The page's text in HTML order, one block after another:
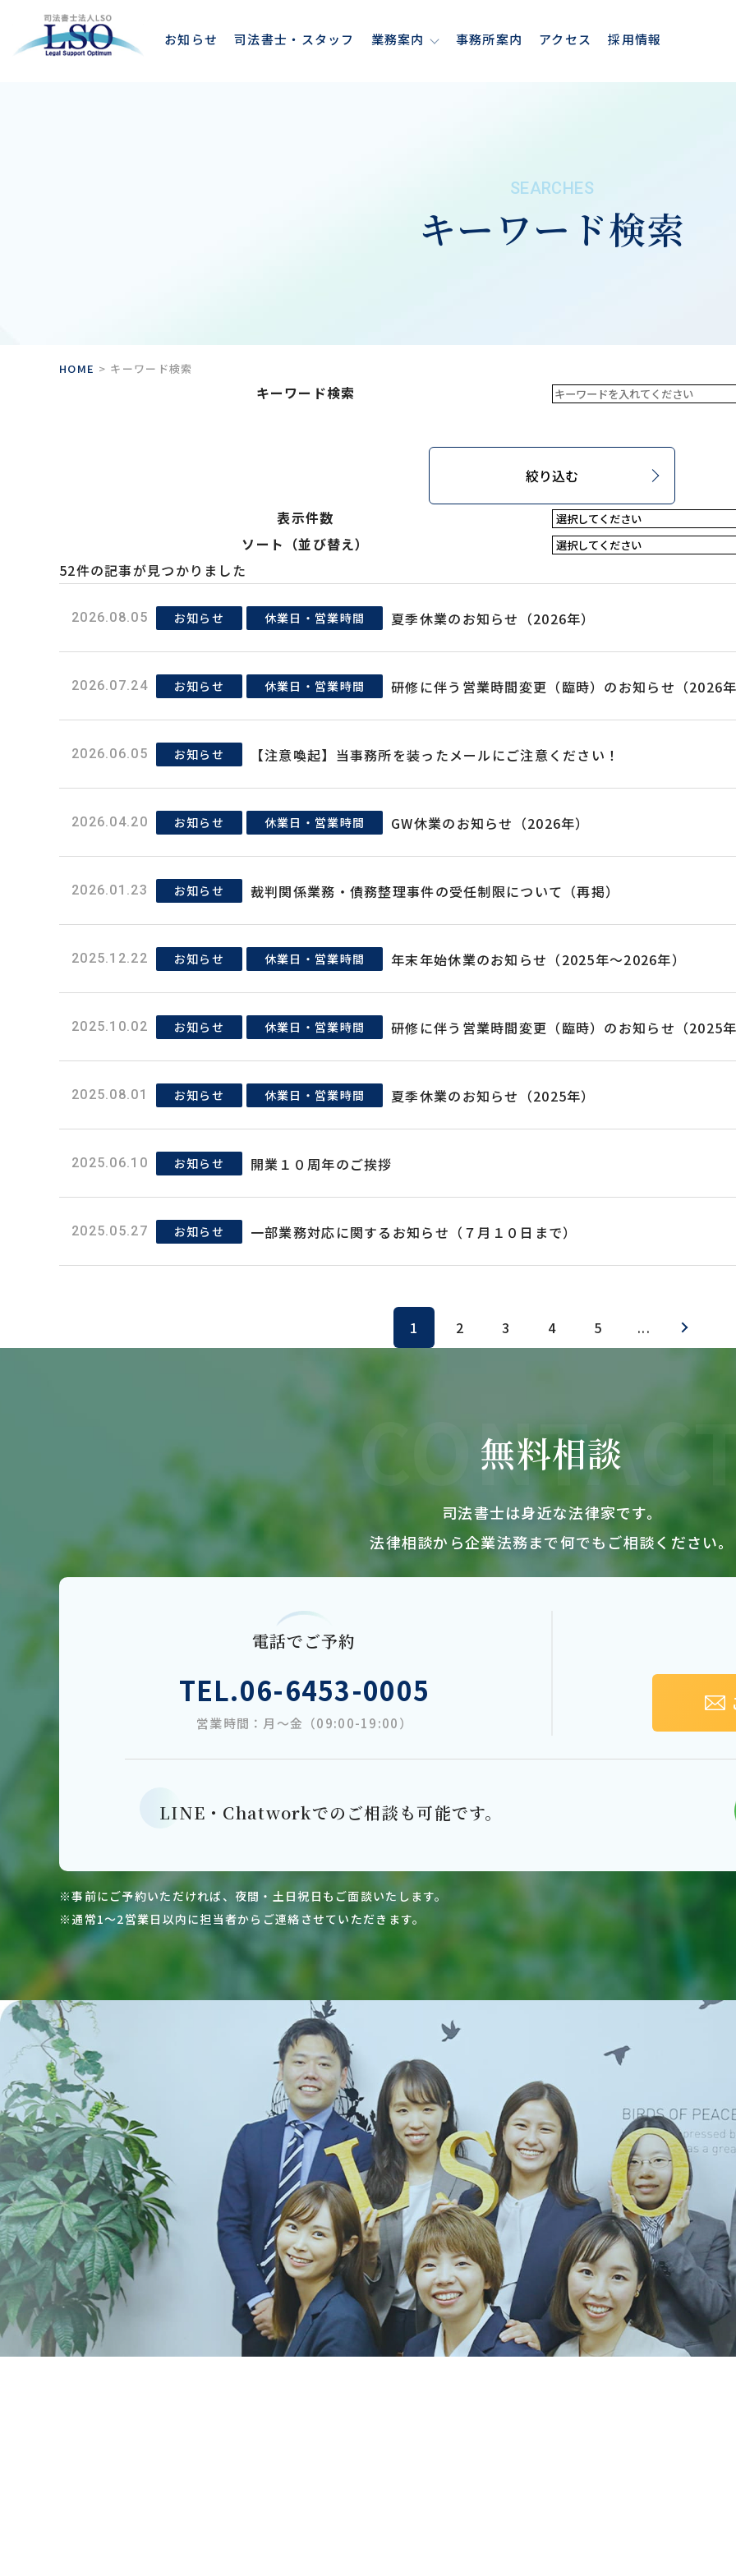
お知らせ 司法書士・スタッフ 業務案内 事務所案内 アクセス 採用情報
SEARCHES
キーワード検索
HOME キーワード検索
キーワード検索
絞り込む
表示件数
ソート（並び替え）
52件の記事が見つかりました
2026.08.05 お知らせ 休業日・営業時間 夏季休業のお知らせ（2026年）
2026.07.24 お知らせ 休業日・営業時間 研修に伴う営業時間変更（臨時）のお知らせ（2026
2026.06.05 お知らせ 【注意喚起】当事務所を装ったメールにご注意ください！
2026.04.20 お知らせ 休業日・営業時間 GW休業のお知らせ（2026年）
2026.01.23 お知らせ 裁判関係業務・債務整理事件の受任制限について（再掲）
2025.12.22 お知らせ 休業日・営業時間 年末年始休業のお知らせ（2025年〜2026年）
2025.10.02 お知らせ 休業日・営業時間 研修に伴う営業時間変更（臨時）のお知らせ（2025
2025.08.01 お知らせ 休業日・営業時間 夏季休業のお知らせ（2025年）
2025.06.10 お知らせ 開業１０周年のご挨拶
2025.05.27 お知らせ 一部業務対応に関するお知らせ（７月１０日まで）
1 2 3 4 5 ...
無料相談
司法書士は身近な法律家です。
法律相談から企業法務まで何でもご相談ください。
電話でご予約
TEL.06-6453-0005
営業時間：月～金（09:00-19:00）
LINE・Chatworkでの ご相談も可能です。
※事前にご予約いただければ、夜間・土日祝日もご面談いたします。
※通常1～2営業日以内に担当者からご連絡させていただきます。